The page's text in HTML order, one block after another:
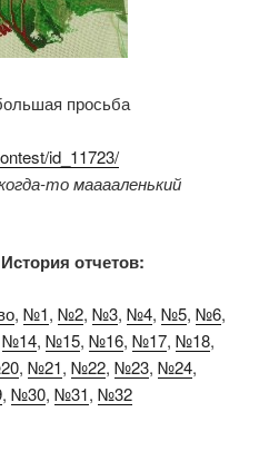
просьба
id_11723/
то мааааленький
отчетов:
, №1, №2, №3, №4, №5, №6,
№14, №15, №16, №17, №18,
, №21, №22, №23, №24,
, №30, №31, №32